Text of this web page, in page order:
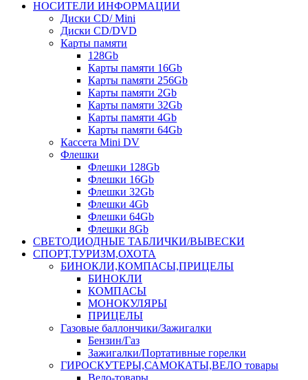
НОСИТЕЛИ ИНФОРМАЦИИ
Диски CD/ Mini
Диски CD/DVD
Карты памяти
128Gb
Карты памяти 16Gb
Карты памяти 256Gb
Карты памяти 2Gb
Карты памяти 32Gb
Карты памяти 4Gb
Карты памяти 64Gb
Кассета Mini DV
Флешки
Флешки 128Gb
Флешки 16Gb
Флешки 32Gb
Флешки 4Gb
Флешки 64Gb
Флешки 8Gb
СВЕТОДИОДНЫЕ ТАБЛИЧКИ/ВЫВЕСКИ
СПОРТ,ТУРИЗМ,ОХОТА
БИНОКЛИ,КОМПАСЫ,ПРИЦЕЛЫ
БИНОКЛИ
КОМПАСЫ
МОНОКУЛЯРЫ
ПРИЦЕЛЫ
Газовые баллончики/Зажигалки
Бензин/Газ
Зажигалки/Портативные горелки
ГИРОСКУТЕРЫ,САМОКАТЫ,ВЕЛО товары
Вело-товары